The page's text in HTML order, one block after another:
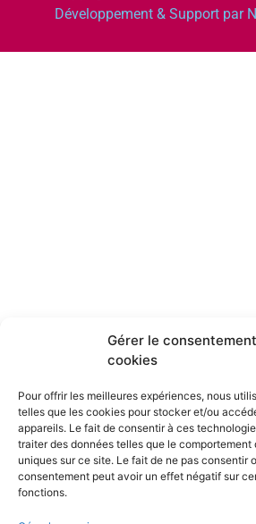
Gérer le
cookies
Pour offrir les meilleures expériences, nous
telles que les cookies pour stocker et/ou
appareils. Le fait de consentir à ces
traiter des données telles que le comportement
uniques sur ce site. Le fait de ne pas consentir
consentement peut avoir un effet négatif sur
fonctions.
Développement & Support par